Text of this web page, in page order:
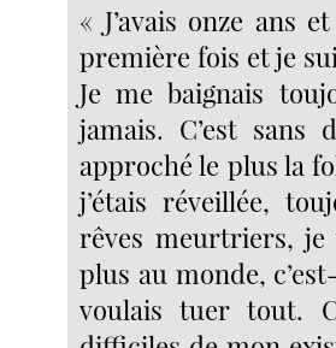
« J’avais onze ans
première fois et je
Je me baignais
jamais. C’est sans
approché le plus la
j’étais réveillée,
rêves meurtriers, je
plus au monde,
voulais tuer tout.